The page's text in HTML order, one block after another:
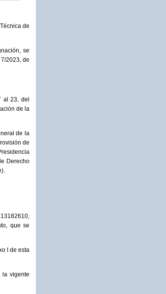
de
se
2023, de
al 23, del
de la
de la
de
Derecho
que se
I de esta
la vigente